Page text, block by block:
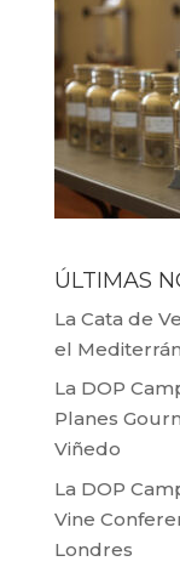
ÚLTIMAS
La Cata de
el
La DOP
Planes
Viñedo
La DOP
Vine
Londres